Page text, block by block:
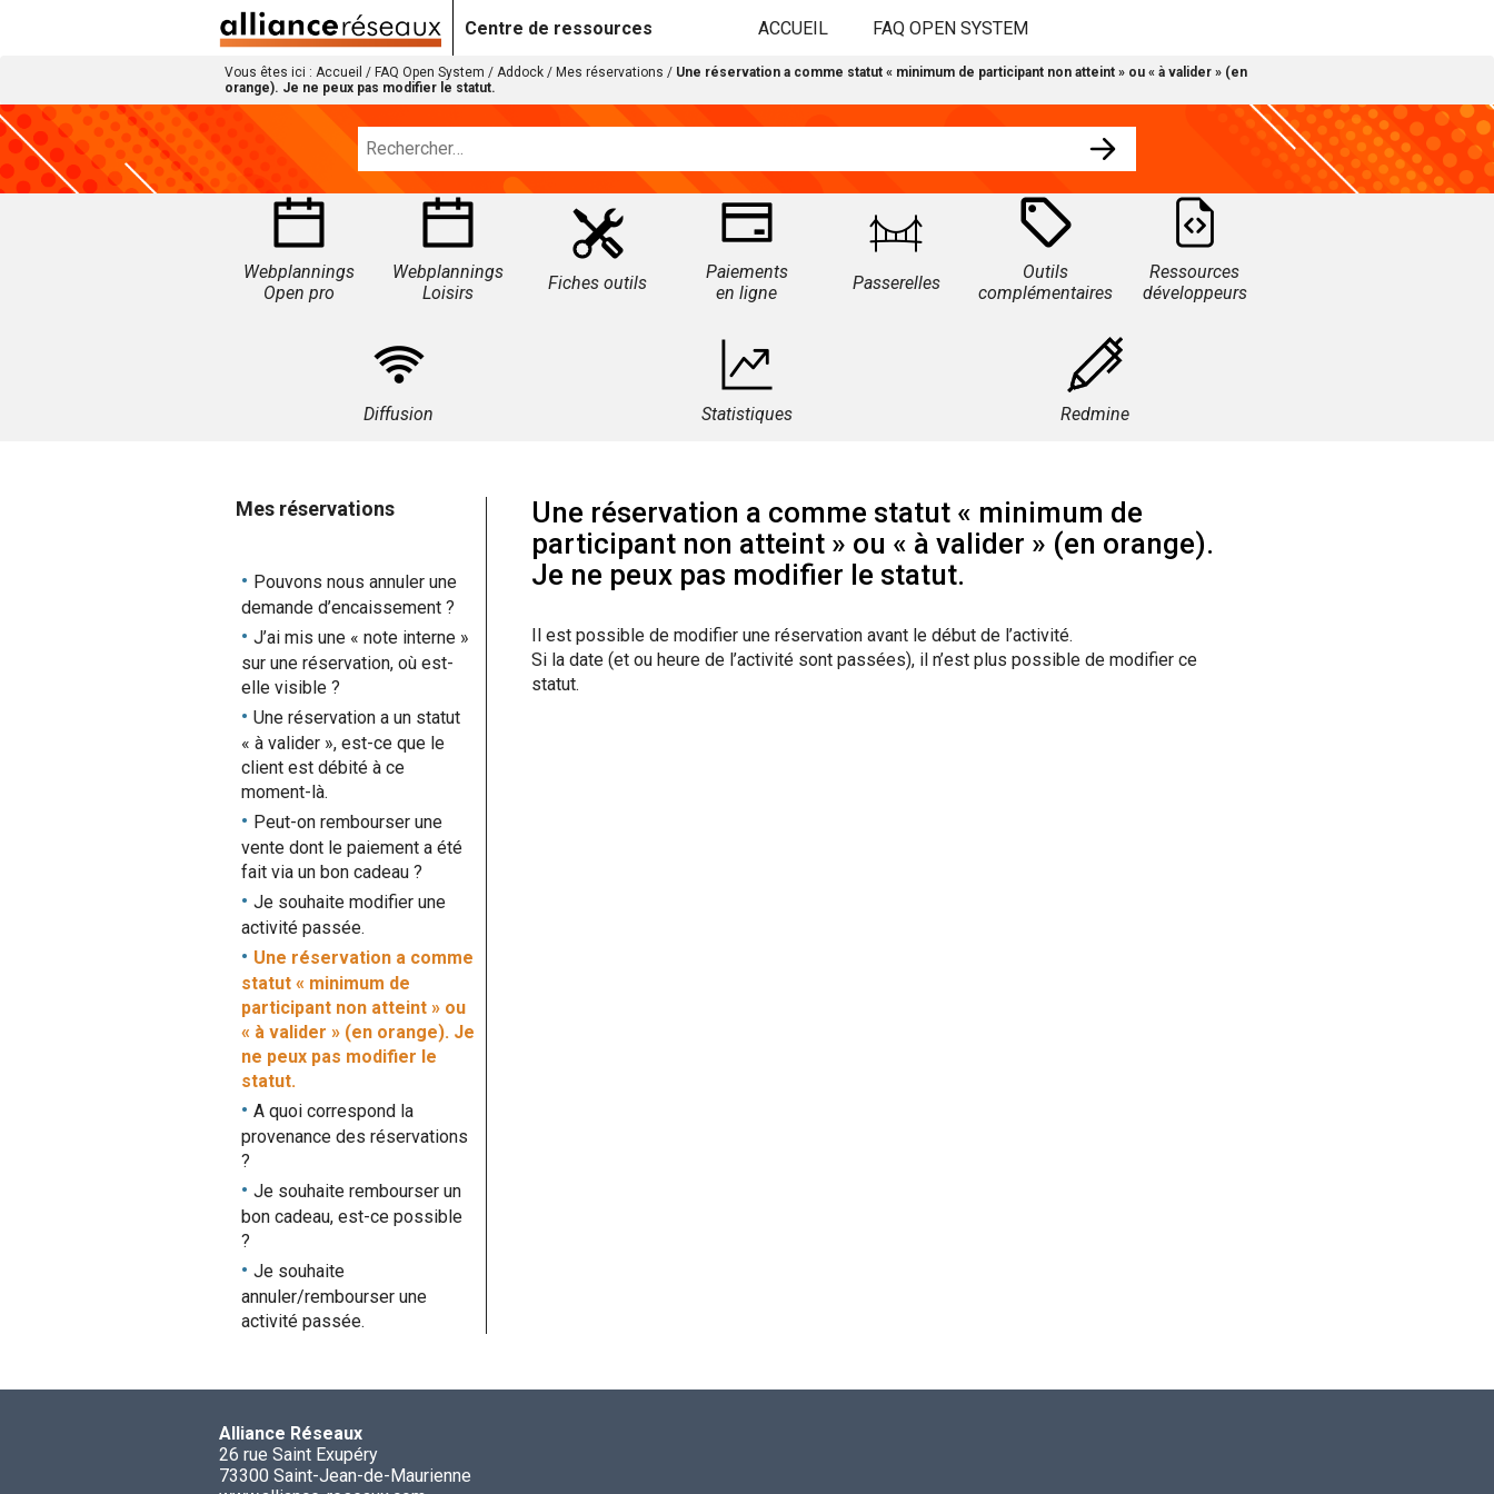
Centre de ressources ACCUEIL FAQ OPEN SYSTEM
Vous êtes ici : Accueil / FAQ Open System / Addock / Mes réservations / Une réservation a comme statut « minimum de participant non atteint » ou « à valider » (en
orange). Je ne peux pas modifier le statut.
Webplannings
Open pro
Webplannings
Loisirs
Fiches outils
Paiements
en ligne
Passerelles
Outils
complémentaires
Ressources
développeurs
Diffusion Statistiques Redmine
Mes réservations
Pouvons nous annuler une
demande d’encaissement ?
J’ai mis une « note interne »
sur une réservation, où est-
elle visible ?
Une réservation a un statut
« à valider », est-ce que le
client est débité à ce
moment-là.
Peut-on rembourser une
vente dont le paiement a été
fait via un bon cadeau ?
Je souhaite modifier une
activité passée.
Une réservation a comme
statut « minimum de
participant non atteint » ou
« à valider » (en orange). Je
ne peux pas modifier le
statut.
A quoi correspond la
provenance des réservations
?
Je souhaite rembourser un
bon cadeau, est-ce possible
?
Je souhaite
annuler/rembourser une
activité passée.
Une réservation a comme statut « minimum de
participant non atteint » ou « à valider » (en orange).
Je ne peux pas modifier le statut.
Il est possible de modifier une réservation avant le début de l’activité.
Si la date (et ou heure de l’activité sont passées), il n’est plus possible de modifier ce
statut.
Alliance Réseaux
26 rue Saint Exupéry
73300 Saint-Jean-de-Maurienne